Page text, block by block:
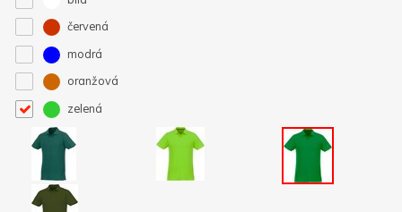
červená
modrá
oranžová
zelená